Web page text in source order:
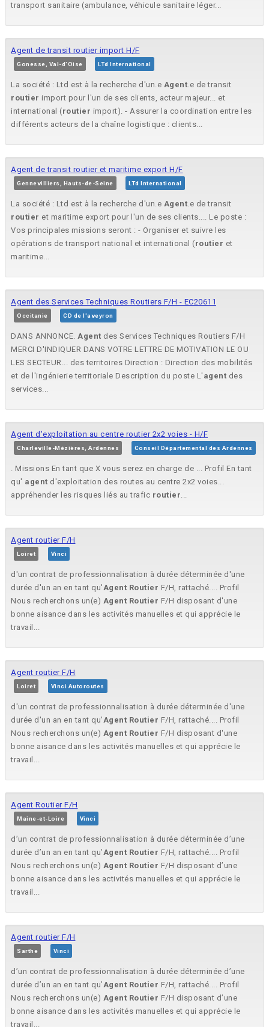
transport sanitaire (ambulance, véhicule sanitaire léger...
Agent de transit routier import H/F
Gonesse, Val-d'Oise LTd International
La société : Ltd est à la recherche d'un.e Agent.e de transit
routier import pour l'un de ses clients, acteur majeur... et
international (routier import). - Assurer la coordination entre les
différents acteurs de la chaîne logistique : clients...
Agent de transit routier et maritime export H/F
Gennevilliers, Hauts-de-Seine LTd International
La société : Ltd est à la recherche d'un.e Agent.e de transit
routier et maritime export pour l'un de ses clients.... Le poste :
Vos principales missions seront : - Organiser et suivre les
opérations de transport national et international (routier et
maritime...
Agent des Services Techniques Routiers F/H - EC20611
Occitanie CD de l'aveyron
DANS ANNONCE. Agent des Services Techniques Routiers F/H
MERCI D'INDIQUER DANS VOTRE LETTRE DE MOTIVATION LE OU
LES SECTEUR... des territoires Direction : Direction des mobilités
et de l'ingénierie territoriale Description du poste L' agent des
services...
Agent d'exploitation au centre routier 2x2 voies - H/F
Charleville-Mézières, Ardennes Conseil Départemental des Ardennes
. Missions En tant que X vous serez en charge de ... Profil En tant
qu' agent d'exploitation des routes au centre 2x2 voies...
appréhender les risques liés au trafic routier...
Agent routier F/H
Loiret Vinci
d'un contrat de professionnalisation à durée déterminée d'une
durée d'un an en tant qu'Agent Routier F/H, rattaché.... Profil
Nous recherchons un(e) Agent Routier F/H disposant d'une
bonne aisance dans les activités manuelles et qui apprécie le
travail...
Agent routier F/H
Loiret Vinci Autoroutes
d'un contrat de professionnalisation à durée déterminée d'une
durée d'un an en tant qu'Agent Routier F/H, rattaché.... Profil
Nous recherchons un(e) Agent Routier F/H disposant d'une
bonne aisance dans les activités manuelles et qui apprécie le
travail...
Agent Routier F/H
Maine-et-Loire Vinci
d’un contrat de professionnalisation à durée déterminée d’une
durée d’un an en tant qu’Agent Routier F/H, rattaché.... Profil
Nous recherchons un(e) Agent Routier F/H disposant d’une
bonne aisance dans les activités manuelles et qui apprécie le
travail...
Agent routier F/H
Sarthe Vinci
d’un contrat de professionnalisation à durée déterminée d’une
durée d’un an en tant qu’Agent Routier F/H, rattaché.... Profil
Nous recherchons un(e) Agent Routier F/H disposant d’une
bonne aisance dans les activités manuelles et qui apprécie le
travail...